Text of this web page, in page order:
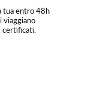
tua entro 48h
viaggiano